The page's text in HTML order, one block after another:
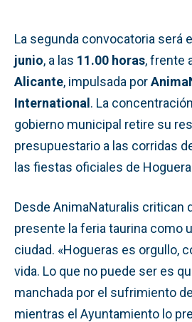
La segunda convocatoria será
junio, a las 11.00 horas, frente
Alicante, impulsada por
International. La
gobierno municipal retire su
presupuestario a las corridas
las fiestas oficiales de
Desde AnimaNaturalis critican
presente la feria taurina como
ciudad. «Hogueras es orgullo,
vida. Lo que no puede ser es
manchada por el sufrimiento
mientras el Ayuntamiento lo